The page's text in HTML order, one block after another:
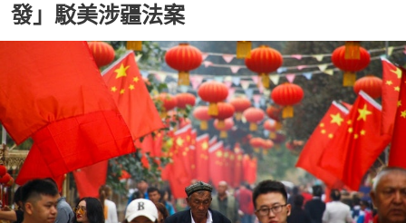
發」駁美涉疆法案